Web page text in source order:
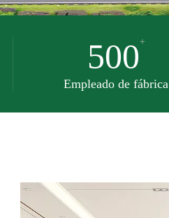
500+
Empleado de fábrica